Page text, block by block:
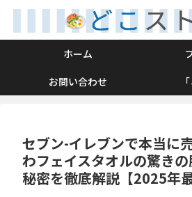
ホーム
お問い合わせ
セブン-イレブンで本当に
わフェイスタオルの驚き
秘密を徹底解説【2025年最